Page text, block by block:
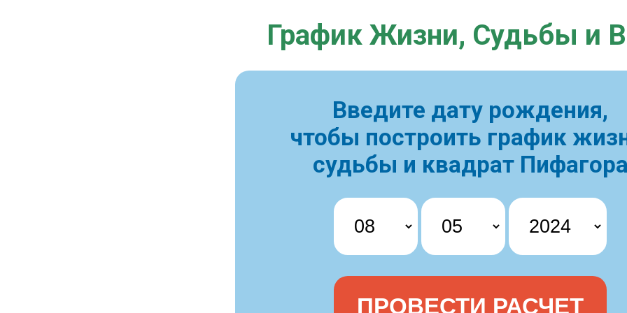
График Жизни, Судьбы и
Введите дату рождения,
чтобы построить график
судьбы и квадрат Пифагора
ПРОВЕСТИ РАСЧЕТ